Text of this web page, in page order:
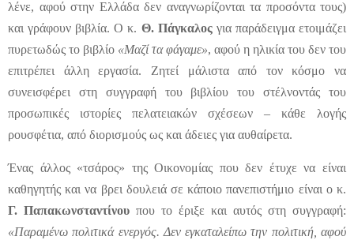
λένε, αφού στην Ελλάδα δεν αναγνωρίζονται τα προσόντα τους)
και γράφουν βιβλία. Ο κ. Θ. Πάγκαλοςγια παράδειγμα ετοιμάζει
πυρετωδώς το βιβλίο «Μαζί τα φάγαμε», αφού η ηλικία του δεν του
επιτρέπει άλλη εργασία. Ζητεί μάλιστα από τον κόσμο να
συνεισφέρει στη συγγραφή του βιβλίου του στέλνοντάς του
προσωπικές ιστορίες πελατειακών σχέσεων – κάθε λογής
ρουσφέτια, από διορισμούς ως και άδειες για αυθαίρετα.
Ένας άλλος «τσάρος» της Οικονομίας που δεν έτυχε να είναι
καθηγητής και να βρει δουλειά σε κάποιο πανεπιστήμιο είναι ο κ.
Γ. Παπακωνσταντίνου που το έριξε και αυτός στη συγγραφή:
«Παραμένω πολιτικά ενεργός. Δεν εγκαταλείπω την πολιτική, αφού